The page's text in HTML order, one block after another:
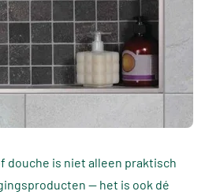
douche is niet alleen praktisch
— het is ook dé